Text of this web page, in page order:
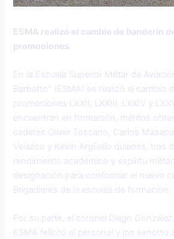
ESMA realizó el cambio de banderín
promociones
En la Escuela Superior Militar de
Barbatto” (ESMA) se realizó el cambio
promociones LXXII, LXXIII, LXXIV y
encuentran en formación, méritos
cadetes Oliver Toscano, Carlos
Velazco y Kevin Argüello quienes, tras
rendimiento académico y espíritu
designación para conformar el nuevo
Brigadieres de la escuela de formación.
Por su parte, el coronel Diego
ESMA felicitó al personal y los exhortó